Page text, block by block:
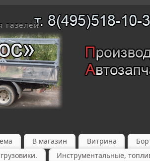
газелей
В магазин Витрина
Инструментальные,